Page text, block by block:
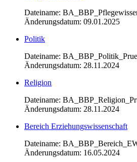
Dateiname:
Änderungsdatum: 09.01.2025
Politik
Dateiname:
Änderungsdatum: 28.11.2024
Religion
Dateiname:
Änderungsdatum: 28.11.2024
Bereich Erziehungswissenschaft
Dateiname:
Änderungsdatum: 16.05.2024